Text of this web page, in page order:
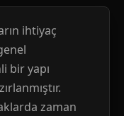
ihtiyaç
bir yapı
zaman